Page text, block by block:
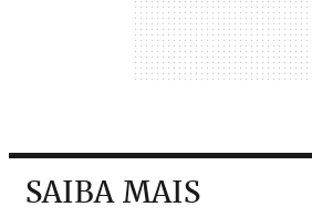
SAIBA MAIS